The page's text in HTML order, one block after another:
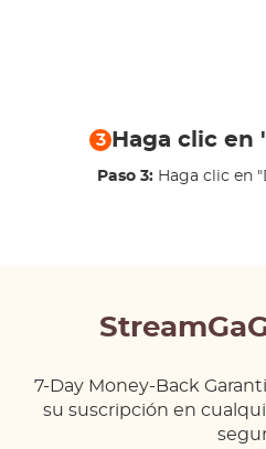
3 Haga clic en
Paso 3: Haga clic en
7-Day Money-Back
su suscripción en